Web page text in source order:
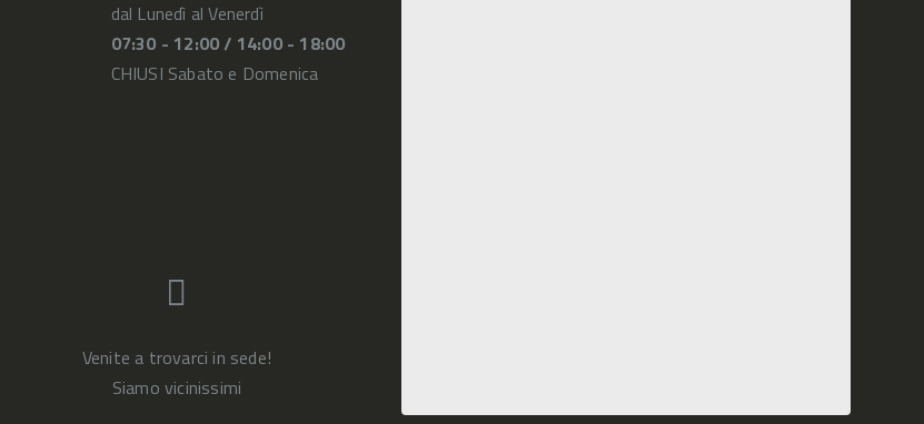
dal Lunedì al Venerdì
07:30 - 12:00 / 14:00 - 18:00
CHIUSI Sabato e Domenica
Venite a trovarci in sede!
Siamo vicinissimi